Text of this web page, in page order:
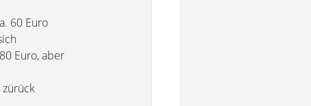
60 Euro
Euro, aber